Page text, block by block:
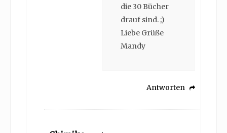
die 30 Bücher
drauf sind. ;)
Liebe Grüße
Mandy
Antworten